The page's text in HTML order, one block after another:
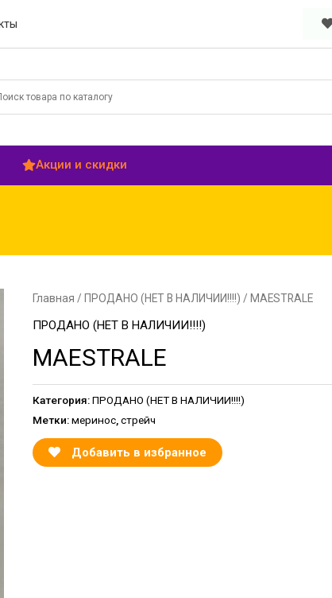
Акции и скидки
Главная / ПРОДАНО (НЕТ В НАЛИЧИИ!!!!) / MAESTRALE
ПРОДАНО (НЕТ В НАЛИЧИИ!!!!)
MAESTRALE
Категория:ПРОДАНО (НЕТ В НАЛИЧИИ!!!!)
Метки:меринос ,стрейч
Добавить в избранное